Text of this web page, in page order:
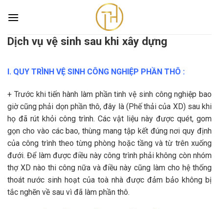
Dịch vụ vệ sinh sau khi xây dựng
Dịch vụ vệ sinh sau khi xây dựng
I. QUY TRÌNH VỆ SINH CÔNG NGHIỆP PHẦN THÔ :
+ Trước khi tiến hành làm phần tinh vệ sinh công nghiệp bao
giờ cũng phải dọn phần thô, đây là (Phế thải của XD) sau khi
họ đã rút khỏi công trình. Các vật liệu này được quét, gom
gọn cho vào các bao, thùng mang tập kết đúng nơi quy định
của công trình theo từng phòng hoặc tầng và từ trên xuống
đưới. Để làm được điều này công trình phải không còn nhóm
thợ XD nào thi công nữa và điều này cũng làm cho hệ thống
thoát nước sinh hoạt của toà nhà được đảm bảo không bị
tắc nghẽn về sau vì đã làm phần thô.